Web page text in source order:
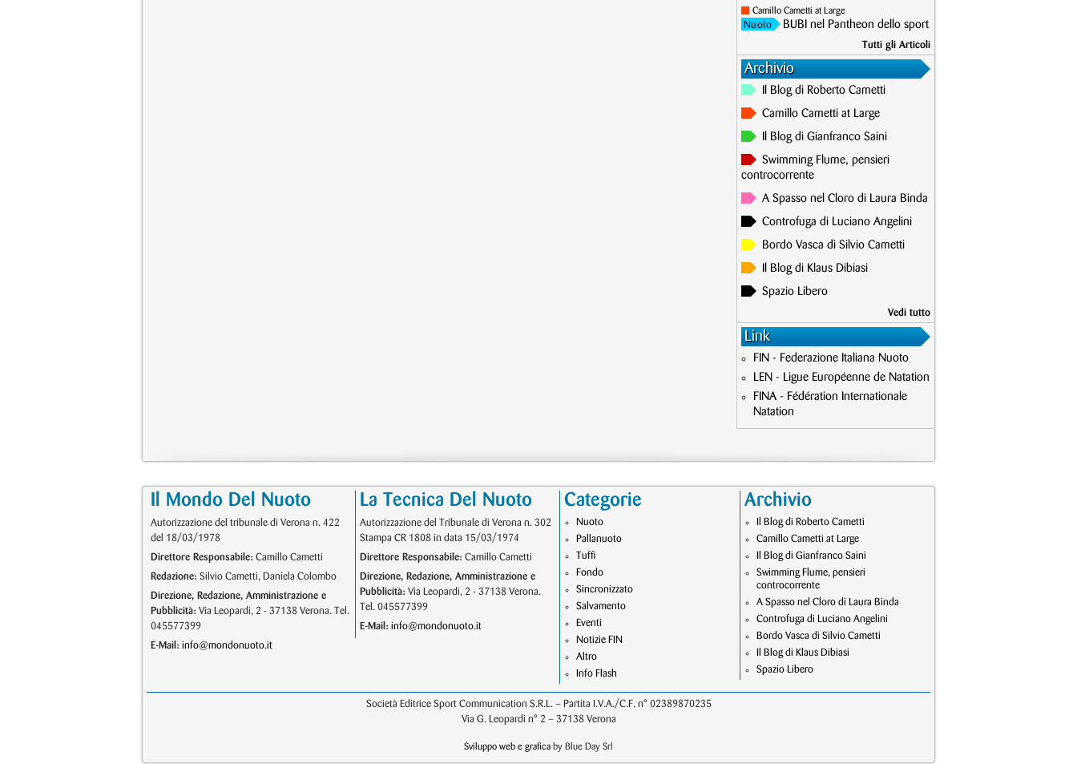
Camillo Cametti at Large
Nuoto BUBI nel Pantheon dello sport
Tutti gli Articoli
Archivio
Il Blog di Roberto Cametti
Camillo Cametti at Large
Il Blog di Gianfranco Saini
Swimming Flume, pensieri
controcorrente
A Spasso nel Cloro di Laura Binda
Controfuga di Luciano Angelini
Bordo Vasca di Silvio Cametti
Il Blog di Klaus Dibiasi
Spazio Libero
Vedi tutto
Link
FIN - Federazione Italiana Nuoto
LEN - Ligue Européenne de Natation
FINA - Fédération Internationale
Natation
Il Mondo Del Nuoto
Autorizzazione del tribunale di Verona n. 422
del 18/03/1978
Direttore Responsabile: Camillo Cametti
Redazione: Silvio Cametti, Daniela Colombo
Direzione, Redazione, Amministrazione e
Pubblicità: Via Leopardi, 2 - 37138 Verona. Tel.
045577399
E-Mail: info@mondonuoto.it
La Tecnica Del Nuoto
Autorizzazione del Tribunale di Verona n. 302
Stampa CR 1808 in data 15/03/1974
Direttore Responsabile: Camillo Cametti
Direzione, Redazione, Amministrazione e
Pubblicità: Via Leopardi, 2 - 37138 Verona.
Tel. 045577399
E-Mail: info@mondonuoto.it
Categorie
Nuoto
Pallanuoto
Tuffi
Fondo
Sincronizzato
Salvamento
Eventi
Notizie FIN
Altro
Info Flash
Archivio
Il Blog di Roberto Cametti
Camillo Cametti at Large
Il Blog di Gianfranco Saini
Swimming Flume, pensieri
controcorrente
A Spasso nel Cloro di Laura Binda
Controfuga di Luciano Angelini
Bordo Vasca di Silvio Cametti
Il Blog di Klaus Dibiasi
Spazio Libero
Società Editrice Sport Communication S.R.L. – Partita I.V.A./C.F. n° 02389870235
Via G. Leopardi n° 2 – 37138 Verona
Sviluppo web e grafica by Blue Day Srl